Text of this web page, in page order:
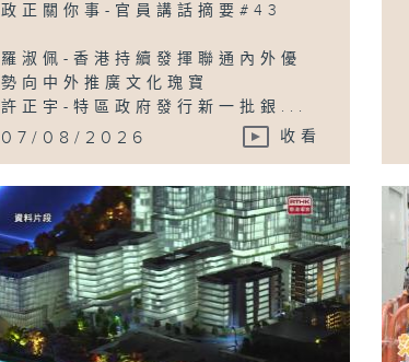
政正關你事-官員講話摘要#43
羅淑佩-香港持續發揮聯通內外優
勢向中外推廣文化瑰寶
許正宇-特區政府發行新一批銀...
07/08/2026 收看